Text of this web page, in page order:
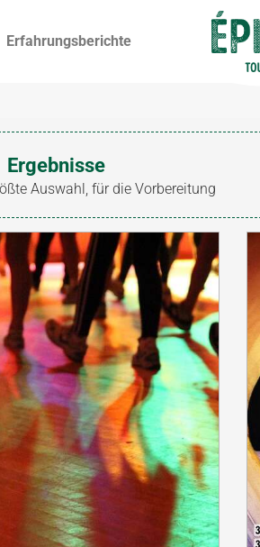
Erfahrungsberichte
Ergebnisse
Auswahl, für die Vorbereitung